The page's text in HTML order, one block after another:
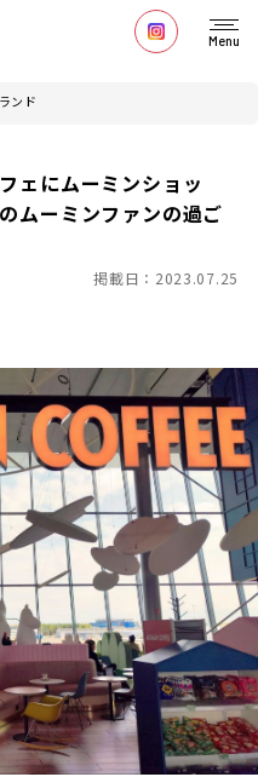
Menu
ンド
ェにムーミンショッ
ムーミンファンの過ご
掲載日：2023.07.25